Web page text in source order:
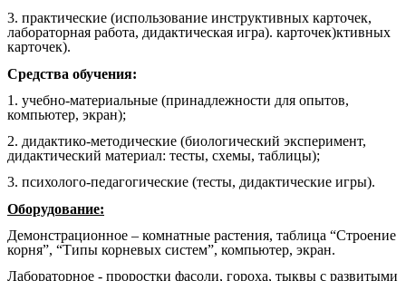
3. практические (использование инструктивных карточек,
лабораторная работа, дидактическая игра). карточек)ктивных
карточек).
Средства обучения:
1. учебно-материальные (принадлежности для опытов,
компьютер, экран);
2. дидактико-методические (биологический эксперимент,
дидактический материал: тесты, схемы, таблицы);
3. психолого-педагогические (тесты, дидактические игры).
Оборудование:
Демонстрационное – комнатные растения, таблица “Строение
корня”, “Типы корневых систем”, компьютер, экран.
Лабораторное - проростки фасоли, гороха, тыквы с развитыми